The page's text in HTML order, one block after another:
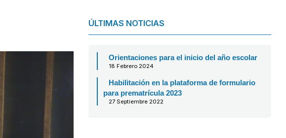
ÚLTIMAS NOTICIAS
Orientaciones para el inicio del año escolar
18 Febrero 2024
Habilitación en la plataforma de formulario
para prematrícula 2023
27 Septiembre 2022